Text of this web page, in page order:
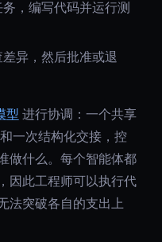
，编写代码并运行测
异，然后批准或退
型 进行协调：一个共享
一次结构化交接，控
做什么。每个智能体都
因此工程师可以执行代
法突破各自的支出上